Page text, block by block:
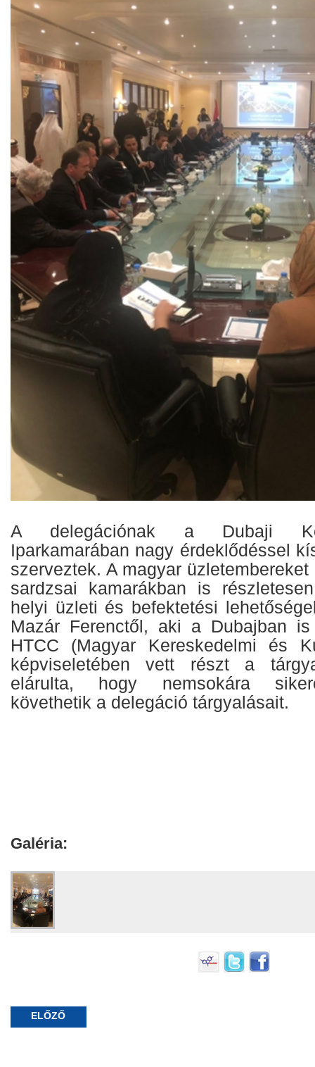
A delegációnak a Dubaji
Iparkamarában nagy érdeklődéssel
szerveztek. A magyar
sardzsai kamarákban is
helyi üzleti és befektetési
Mazár Ferenctől, aki a Dubajban
HTCC (Magyar Kereskedelmi és
képviseletében vett részt a
elárulta, hogy nemsokára
követhetik a delegáció tárgyalásait.
Galéria:
ELŐZŐ